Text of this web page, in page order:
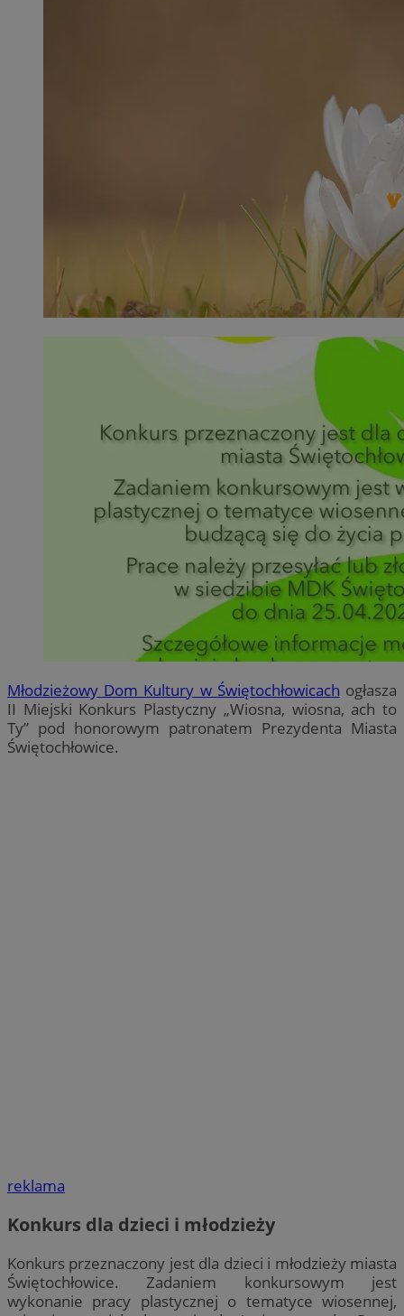
Młodzieżowy Dom Kultury w Świętochłowicach ogłasza
II Miejski Konkurs Plastyczny „Wiosna, wiosna, ach to
Ty” pod honorowym patronatem Prezydenta Miasta
Świętochłowice.
reklama
Konkurs dla dzieci i młodzieży
Konkurs przeznaczony jest dla dzieci i młodzieży miasta
Świętochłowice. Zadaniem konkursowym jest
wykonanie pracy plastycznej o tematyce wiosennej,